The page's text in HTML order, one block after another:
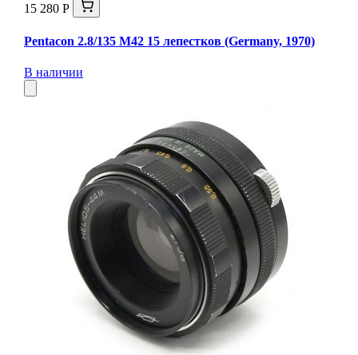
15 280 Р
Pentacon 2.8/135 M42 15 лепестков (Germany, 1970)
В наличии